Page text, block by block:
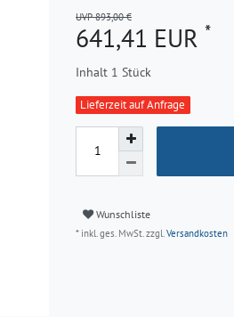
UVP 893,00 €
641,41 EUR *
Inhalt 1 Stück
Lieferzeit auf Anfrage
Wunschliste
* inkl. ges. MwSt. zzgl. Versandkosten